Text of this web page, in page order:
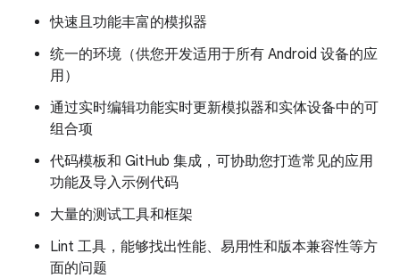
快速且功能丰富的模拟器
统一的环境（供您开发适用于所有 Android 设备的应
用）
通过实时编辑功能实时更新模拟器和实体设备中的可
组合项
代码模板和 GitHub 集成，可协助您打造常见的应用
功能及导入示例代码
大量的测试工具和框架
Lint 工具，能够找出性能、易用性和版本兼容性等方
面的问题